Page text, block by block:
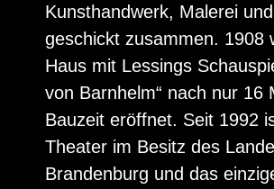
Kunsthandwerk, Malerei
geschickt zusammen. 1908
Haus mit Lessings
von Barnhelm“ nach nur 16
Bauzeit eröffnet. Seit 1992
Theater im Besitz des
Brandenburg und das